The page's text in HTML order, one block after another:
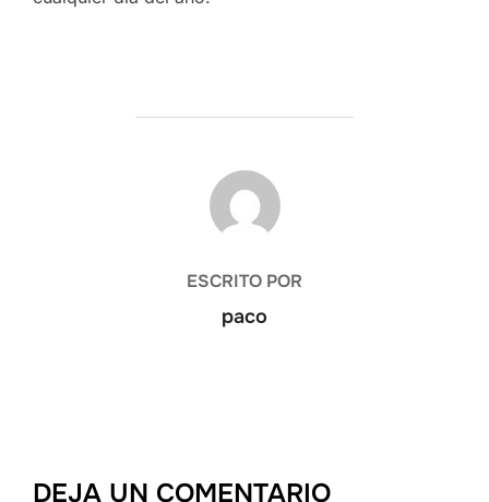
AUTOR DE LA ENTRADA
ESCRITO POR
paco
DEJA UN COMENTARIO